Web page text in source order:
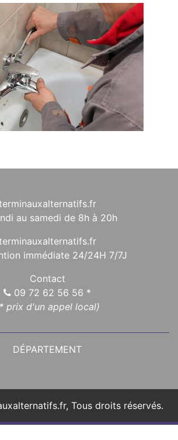
au samedi de 8h à 20h
immédiate 24/24H 7/7J
Contact
09 72 62 56 56 *
prix d'un appel local)
DÉPARTEMENT
Tous droits réservés.